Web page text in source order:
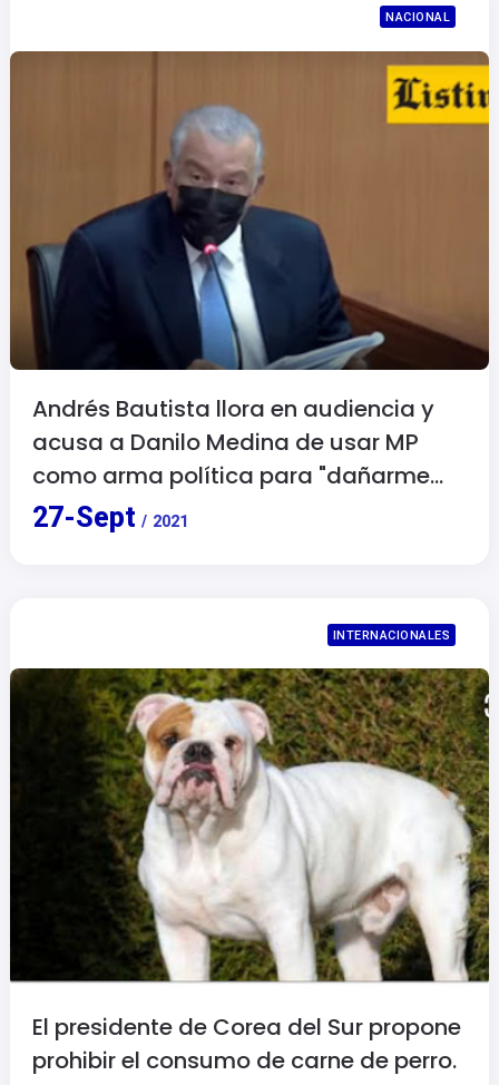
NACIONAL
Andrés Bautista llora en audiencia y
acusa a Danilo Medina de usar MP
como arma política para "dañarme
moralmente”
27-Sept / 2021
INTERNACIONALES
El presidente de Corea del Sur propone
prohibir el consumo de carne de perro.